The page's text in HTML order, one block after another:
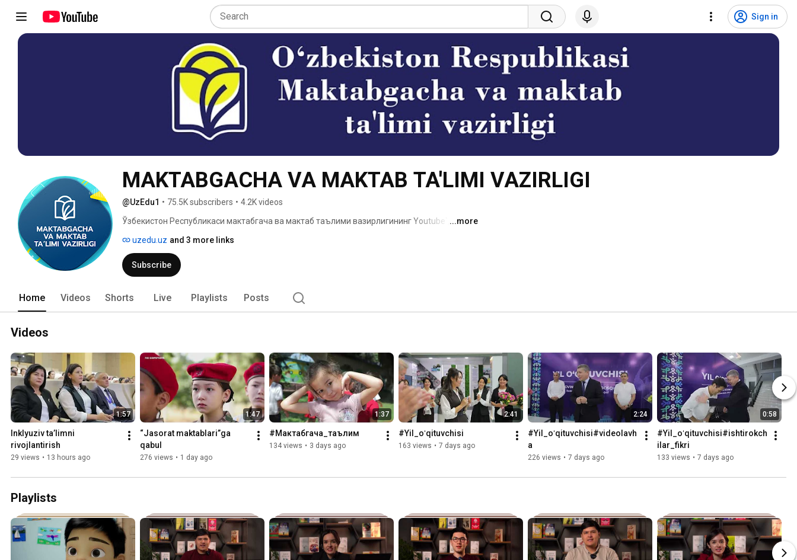
Sign in
MAKTABGACHA VA MAKTAB TA'LIMI VAZIRLIGI
@UzEdu1 • 75.5K subscribers • 4.2K videos
Ўзбекистон Республикаси мактабгача ва мактаб таълими вазирлигининг Youtube`даги
...more
uzedu.uz and 3 more links
Subscribe
Home Videos Shorts Live Playlists Posts
Videos
1:57
Inklyuziv ta’limni
rivojlantirish
29 views • 13 hours ago
1:47
“Jasorat maktablari”ga
qabul
276 views • 1 day ago
1:37
#Мактабгача_таълим
134 views • 3 days ago
2:41
#Yil_oʻqituvchisi
163 views • 7 days ago
2:24
#Yil_oʻqituvchisi#videolavh
a
226 views • 7 days ago
0:58
#Yil_oʻqituvchisi#ishtirokch
ilar_fikri
133 views • 7 days ago
Playlists